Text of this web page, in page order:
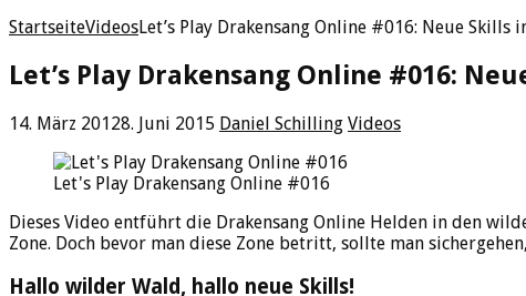
StartseiteVideosLet’s Play Drakensang Online #016: Neue Skills
Let’s Play Drakensang Online #016:
14. März 20128. Juni 2015 Daniel Schilling Videos
Let's Play Drakensang Online #016
Dieses Video entführt die Drakensang Online Helden in den
Zone. Doch bevor man diese Zone betritt, sollte man
Hallo wilder Wald, hallo neue Skills!